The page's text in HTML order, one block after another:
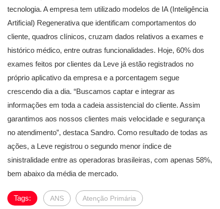
tecnologia. A empresa tem utilizado modelos de IA (Inteligência
Artificial) Regenerativa que identificam comportamentos do
cliente, quadros clínicos, cruzam dados relativos a exames e
histórico médico, entre outras funcionalidades. Hoje, 60% dos
exames feitos por clientes da Leve já estão registrados no
próprio aplicativo da empresa e a porcentagem segue
crescendo dia a dia. “Buscamos captar e integrar as
informações em toda a cadeia assistencial do cliente. Assim
garantimos aos nossos clientes mais velocidade e segurança
no atendimento”, destaca Sandro. Como resultado de todas as
ações, a Leve registrou o segundo menor índice de
sinistralidade entre as operadoras brasileiras, com apenas 58%,
bem abaixo da média de mercado.
Tags: ANS Atenção Primária